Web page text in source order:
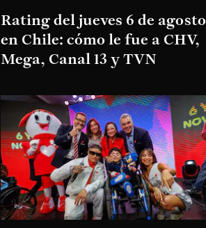
Rating del jueves 6 de agosto
en Chile: cómo le fue a CHV,
Mega, Canal 13 y TVN